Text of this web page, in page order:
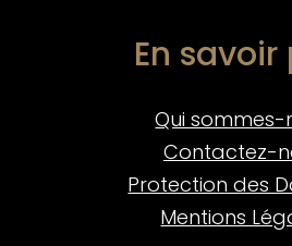
En savoir
Qui sommes-
Contactez-
Protection des
Mentions